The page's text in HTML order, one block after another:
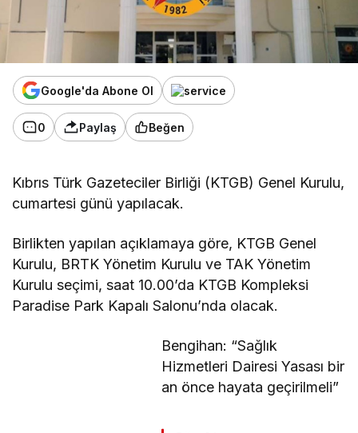
Google'da Abone Ol
0 Paylaş Beğen
Kıbrıs Türk Gazeteciler Birliği (KTGB) Genel Kurulu,
cumartesi günü yapılacak.
Birlikten yapılan açıklamaya göre, KTGB Genel
Kurulu, BRTK Yönetim Kurulu ve TAK Yönetim
Kurulu seçimi, saat 10.00’da KTGB Kompleksi
Paradise Park Kapalı Salonu’nda olacak.
Bengihan: “Sağlık
Hizmetleri Dairesi Yasası bir
an önce hayata geçirilmeli”